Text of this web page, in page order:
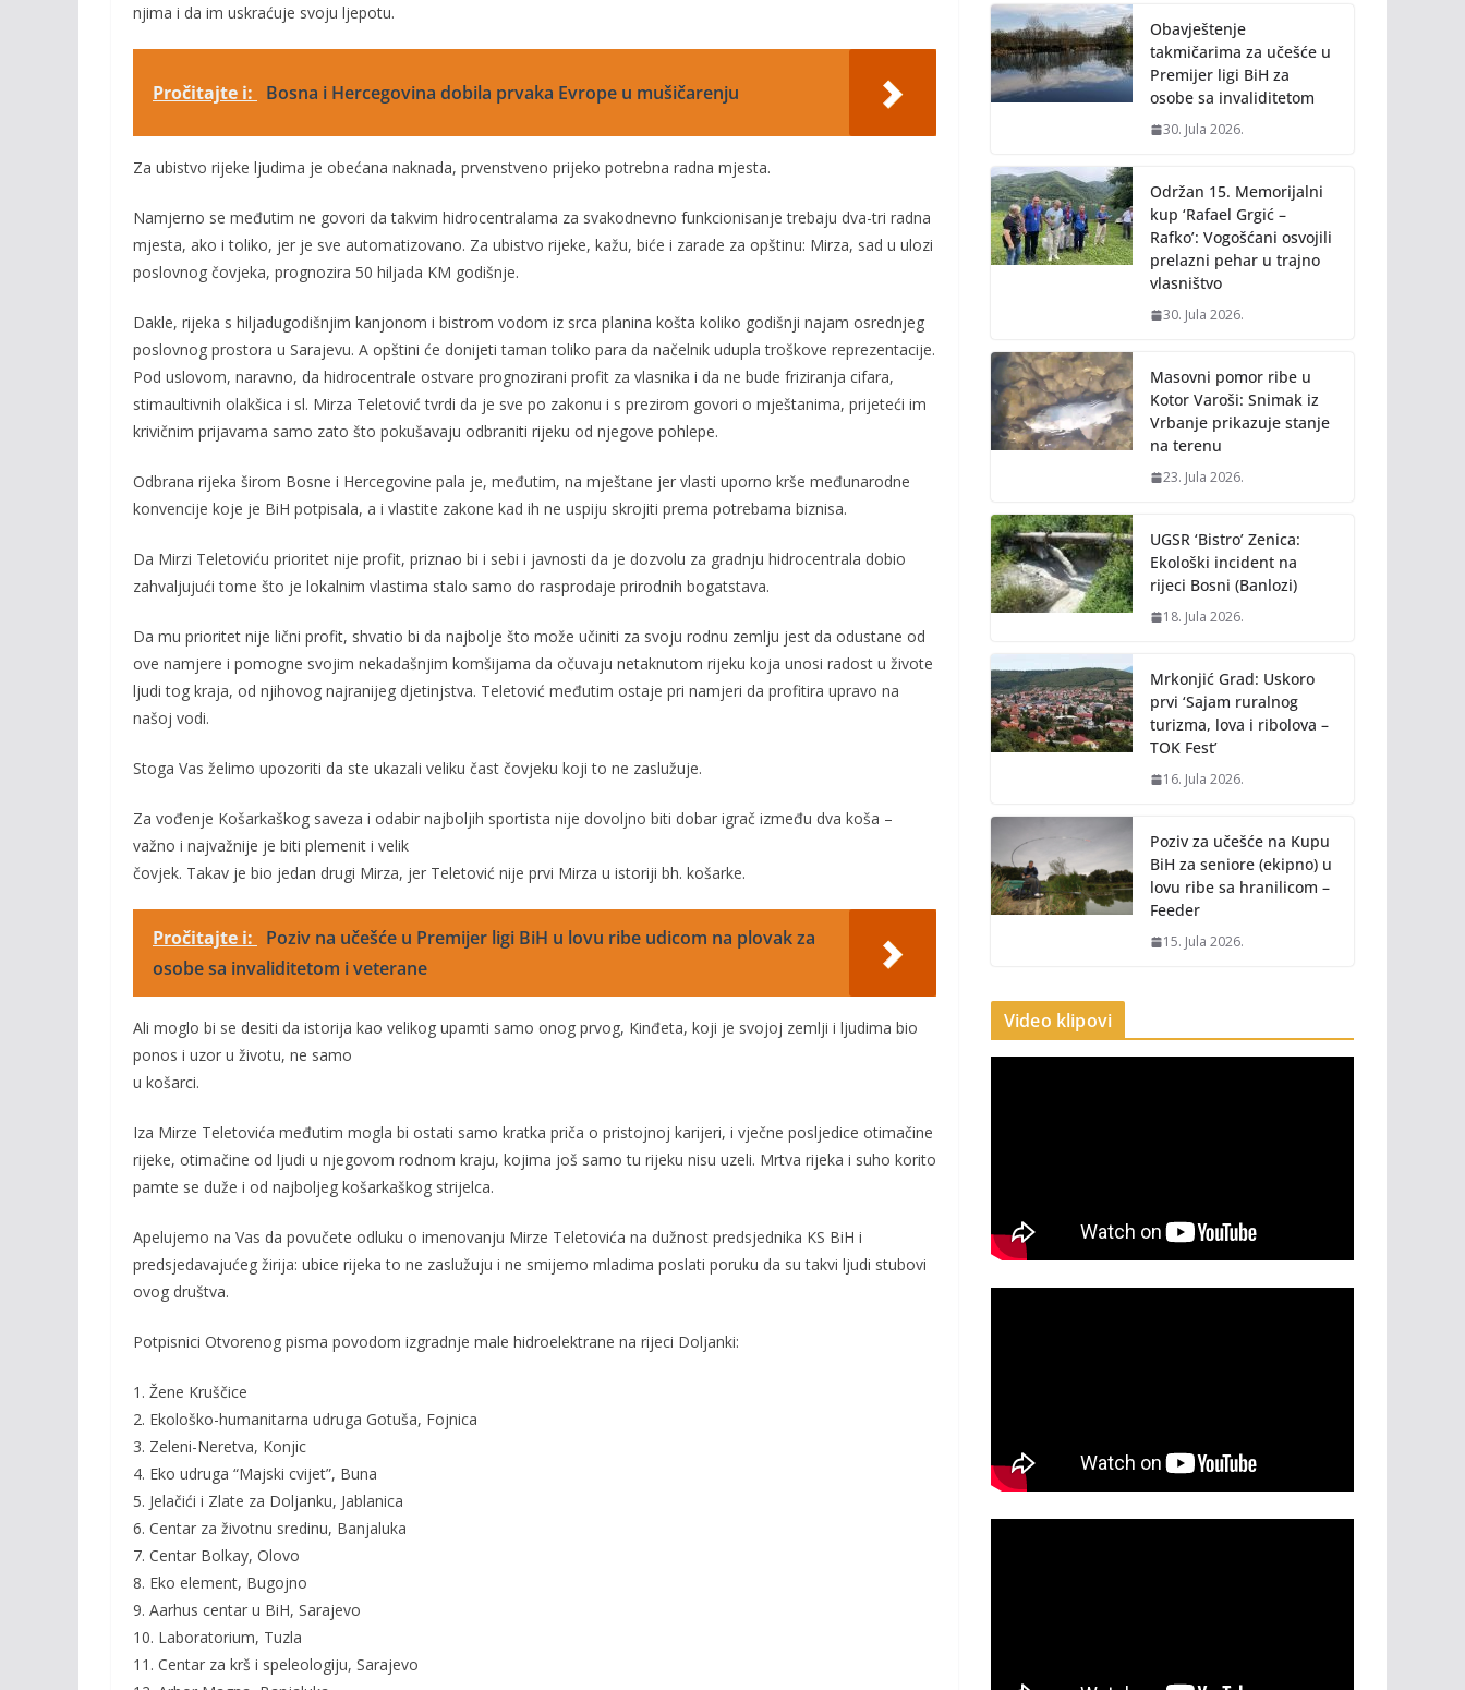
njima i da im uskraćuje svoju ljepotu.
Pročitajte i: Bosna i Hercegovina dobila prvaka Evrope u mušičarenju
Za ubistvo rijeke ljudima je obećana naknada, prvenstveno prijeko potrebna radna mjesta.
Namjerno se međutim ne govori da takvim hidrocentralama za svakodnevno funkcionisanje trebaju dva-tri radna
mjesta, ako i toliko, jer je sve automatizovano. Za ubistvo rijeke, kažu, biće i zarade za opštinu: Mirza, sad u ulozi
poslovnog čovjeka, prognozira 50 hiljada KM godišnje.
Dakle, rijeka s hiljadugodišnjim kanjonom i bistrom vodom iz srca planina košta koliko godišnji najam osrednjeg
poslovnog prostora u Sarajevu. A opštini će donijeti taman toliko para da načelnik udupla troškove reprezentacije.
Pod uslovom, naravno, da hidrocentrale ostvare prognozirani profit za vlasnika i da ne bude friziranja cifara,
stimaultivnih olakšica i sl. Mirza Teletović tvrdi da je sve po zakonu i s prezirom govori o mještanima, prijeteći im
krivičnim prijavama samo zato što pokušavaju odbraniti rijeku od njegove pohlepe.
Odbrana rijeka širom Bosne i Hercegovine pala je, međutim, na mještane jer vlasti uporno krše međunarodne
konvencije koje je BiH potpisala, a i vlastite zakone kad ih ne uspiju skrojiti prema potrebama biznisa.
Da Mirzi Teletoviću prioritet nije profit, priznao bi i sebi i javnosti da je dozvolu za gradnju hidrocentrala dobio
zahvaljujući tome što je lokalnim vlastima stalo samo do rasprodaje prirodnih bogatstava.
Da mu prioritet nije lični profit, shvatio bi da najbolje što može učiniti za svoju rodnu zemlju jest da odustane od
ove namjere i pomogne svojim nekadašnjim komšijama da očuvaju netaknutom rijeku koja unosi radost u živote
ljudi tog kraja, od njihovog najranijeg djetinjstva. Teletović međutim ostaje pri namjeri da profitira upravo na
našoj vodi.
Stoga Vas želimo upozoriti da ste ukazali veliku čast čovjeku koji to ne zaslužuje.
Za vođenje Košarkaškog saveza i odabir najboljih sportista nije dovoljno biti dobar igrač između dva koša –
važno i najvažnije je biti plemenit i velik
čovjek. Takav je bio jedan drugi Mirza, jer Teletović nije prvi Mirza u istoriji bh. košarke.
Pročitajte i:
Poziv na učešće u Premijer ligi BiH u lovu ribe udicom na plovak za
osobe sa invaliditetom i veterane
Ali moglo bi se desiti da istorija kao velikog upamti samo onog prvog, Kinđeta, koji je svojoj zemlji i ljudima bio
ponos i uzor u životu, ne samo
u košarci.
Iza Mirze Teletovića međutim mogla bi ostati samo kratka priča o pristojnoj karijeri, i vječne posljedice otimačine
rijeke, otimačine od ljudi u njegovom rodnom kraju, kojima još samo tu rijeku nisu uzeli. Mrtva rijeka i suho korito
pamte se duže i od najboljeg košarkaškog strijelca.
Apelujemo na Vas da povučete odluku o imenovanju Mirze Teletovića na dužnost predsjednika KS BiH i
predsjedavajućeg žirija: ubice rijeka to ne zaslužuju i ne smijemo mladima poslati poruku da su takvi ljudi stubovi
ovog društva.
Potpisnici Otvorenog pisma povodom izgradnje male hidroelektrane na rijeci Doljanki:
1. Žene Kruščice
2. Ekološko-humanitarna udruga Gotuša, Fojnica
3. Zeleni-Neretva, Konjic
4. Eko udruga “Majski cvijet”, Buna
5. Jelačići i Zlate za Doljanku, Jablanica
6. Centar za životnu sredinu, Banjaluka
7. Centar Bolkay, Olovo
8. Eko element, Bugojno
9. Aarhus centar u BiH, Sarajevo
10. Laboratorium, Tuzla
11. Centar za krš i speleologiju, Sarajevo
Obavještenje
takmičarima za učešće u
Premijer ligi BiH za
osobe sa invaliditetom
30. Jula 2026.
Održan 15. Memorijalni
kup ‘Rafael Grgić –
Rafko’: Vogošćani osvojili
prelazni pehar u trajno
vlasništvo
30. Jula 2026.
Masovni pomor ribe u
Kotor Varoši: Snimak iz
Vrbanje prikazuje stanje
na terenu
23. Jula 2026.
UGSR ‘Bistro’ Zenica:
Ekološki incident na
rijeci Bosni (Banlozi)
18. Jula 2026.
Mrkonjić Grad: Uskoro
prvi ‘Sajam ruralnog
turizma, lova i ribolova –
TOK Fest’
16. Jula 2026.
Poziv za učešće na Kupu
BiH za seniore (ekipno) u
lovu ribe sa hranilicom –
Feeder
15. Jula 2026.
Video klipovi